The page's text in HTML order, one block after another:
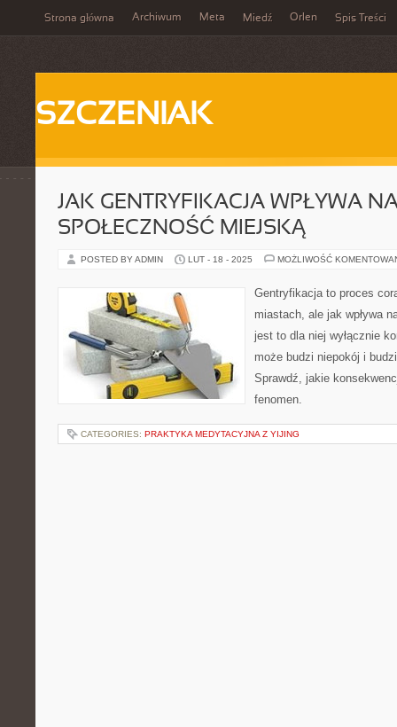
Strona główna Archiwum Meta Miedź Orlen Spis Treści
SZCZENIAK
JAK GENTRYFIKACJA WPŁYWA
SPOŁECZNOŚĆ MIEJSKĄ
POSTED BY ADMIN LUT - 18 - 2025 MOŻLIWOŚĆ
Gentryfikacja to proces
miastach, ale jak wpływa
jest to dla niej wyłącznie
może budzi niepokój i
Sprawdź, jakie
fenomen.
CATEGORIES: PRAKTYKA MEDYTACYJNA Z YIJING